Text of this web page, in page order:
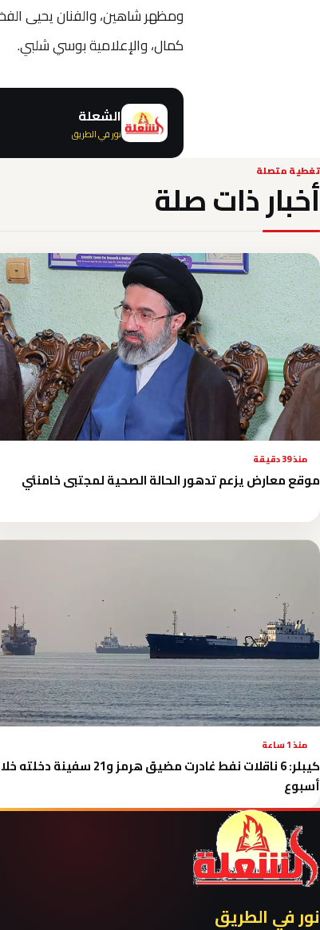
ومظهر شاهين، والفنان يحيى
كمال، والإعلامية بوسي شلبي.
الشعلة
نور في الطريق
تغطية متصلة
أخبار ذات صلة
منذ 39 دقيقة
موقع معارض يزعم تدهور الحالة الصحية لمجتبى خامنئي
منذ 1 ساعة
كيبلر: 6 ناقلات نفط غادرت مضيق هرمز و21 سفينة
أسبوع
نور في الطريق